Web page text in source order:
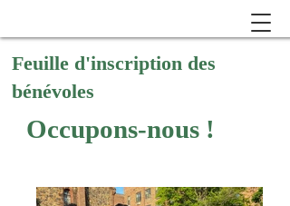
Feuille d'inscription des
bénévoles
Occupons-nous !